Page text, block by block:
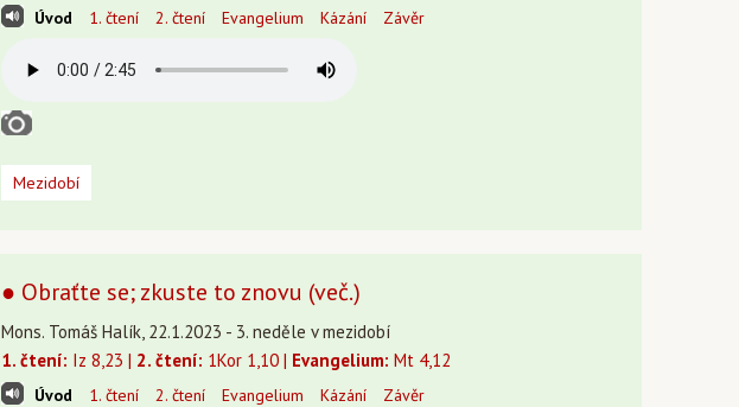
Úvod 1. čtení 2. čtení Evangelium Kázání Závěr
Mezidobí
● Obraťte se; zkuste to znovu (več.)
Mons. Tomáš Halík, 22.1.2023 - 3. neděle v mezidobí
1. čtení: Iz 8,23 | 2. čtení: 1Kor 1,10 | Evangelium: Mt 4,12
Úvod 1. čtení 2. čtení Evangelium Kázání Závěr